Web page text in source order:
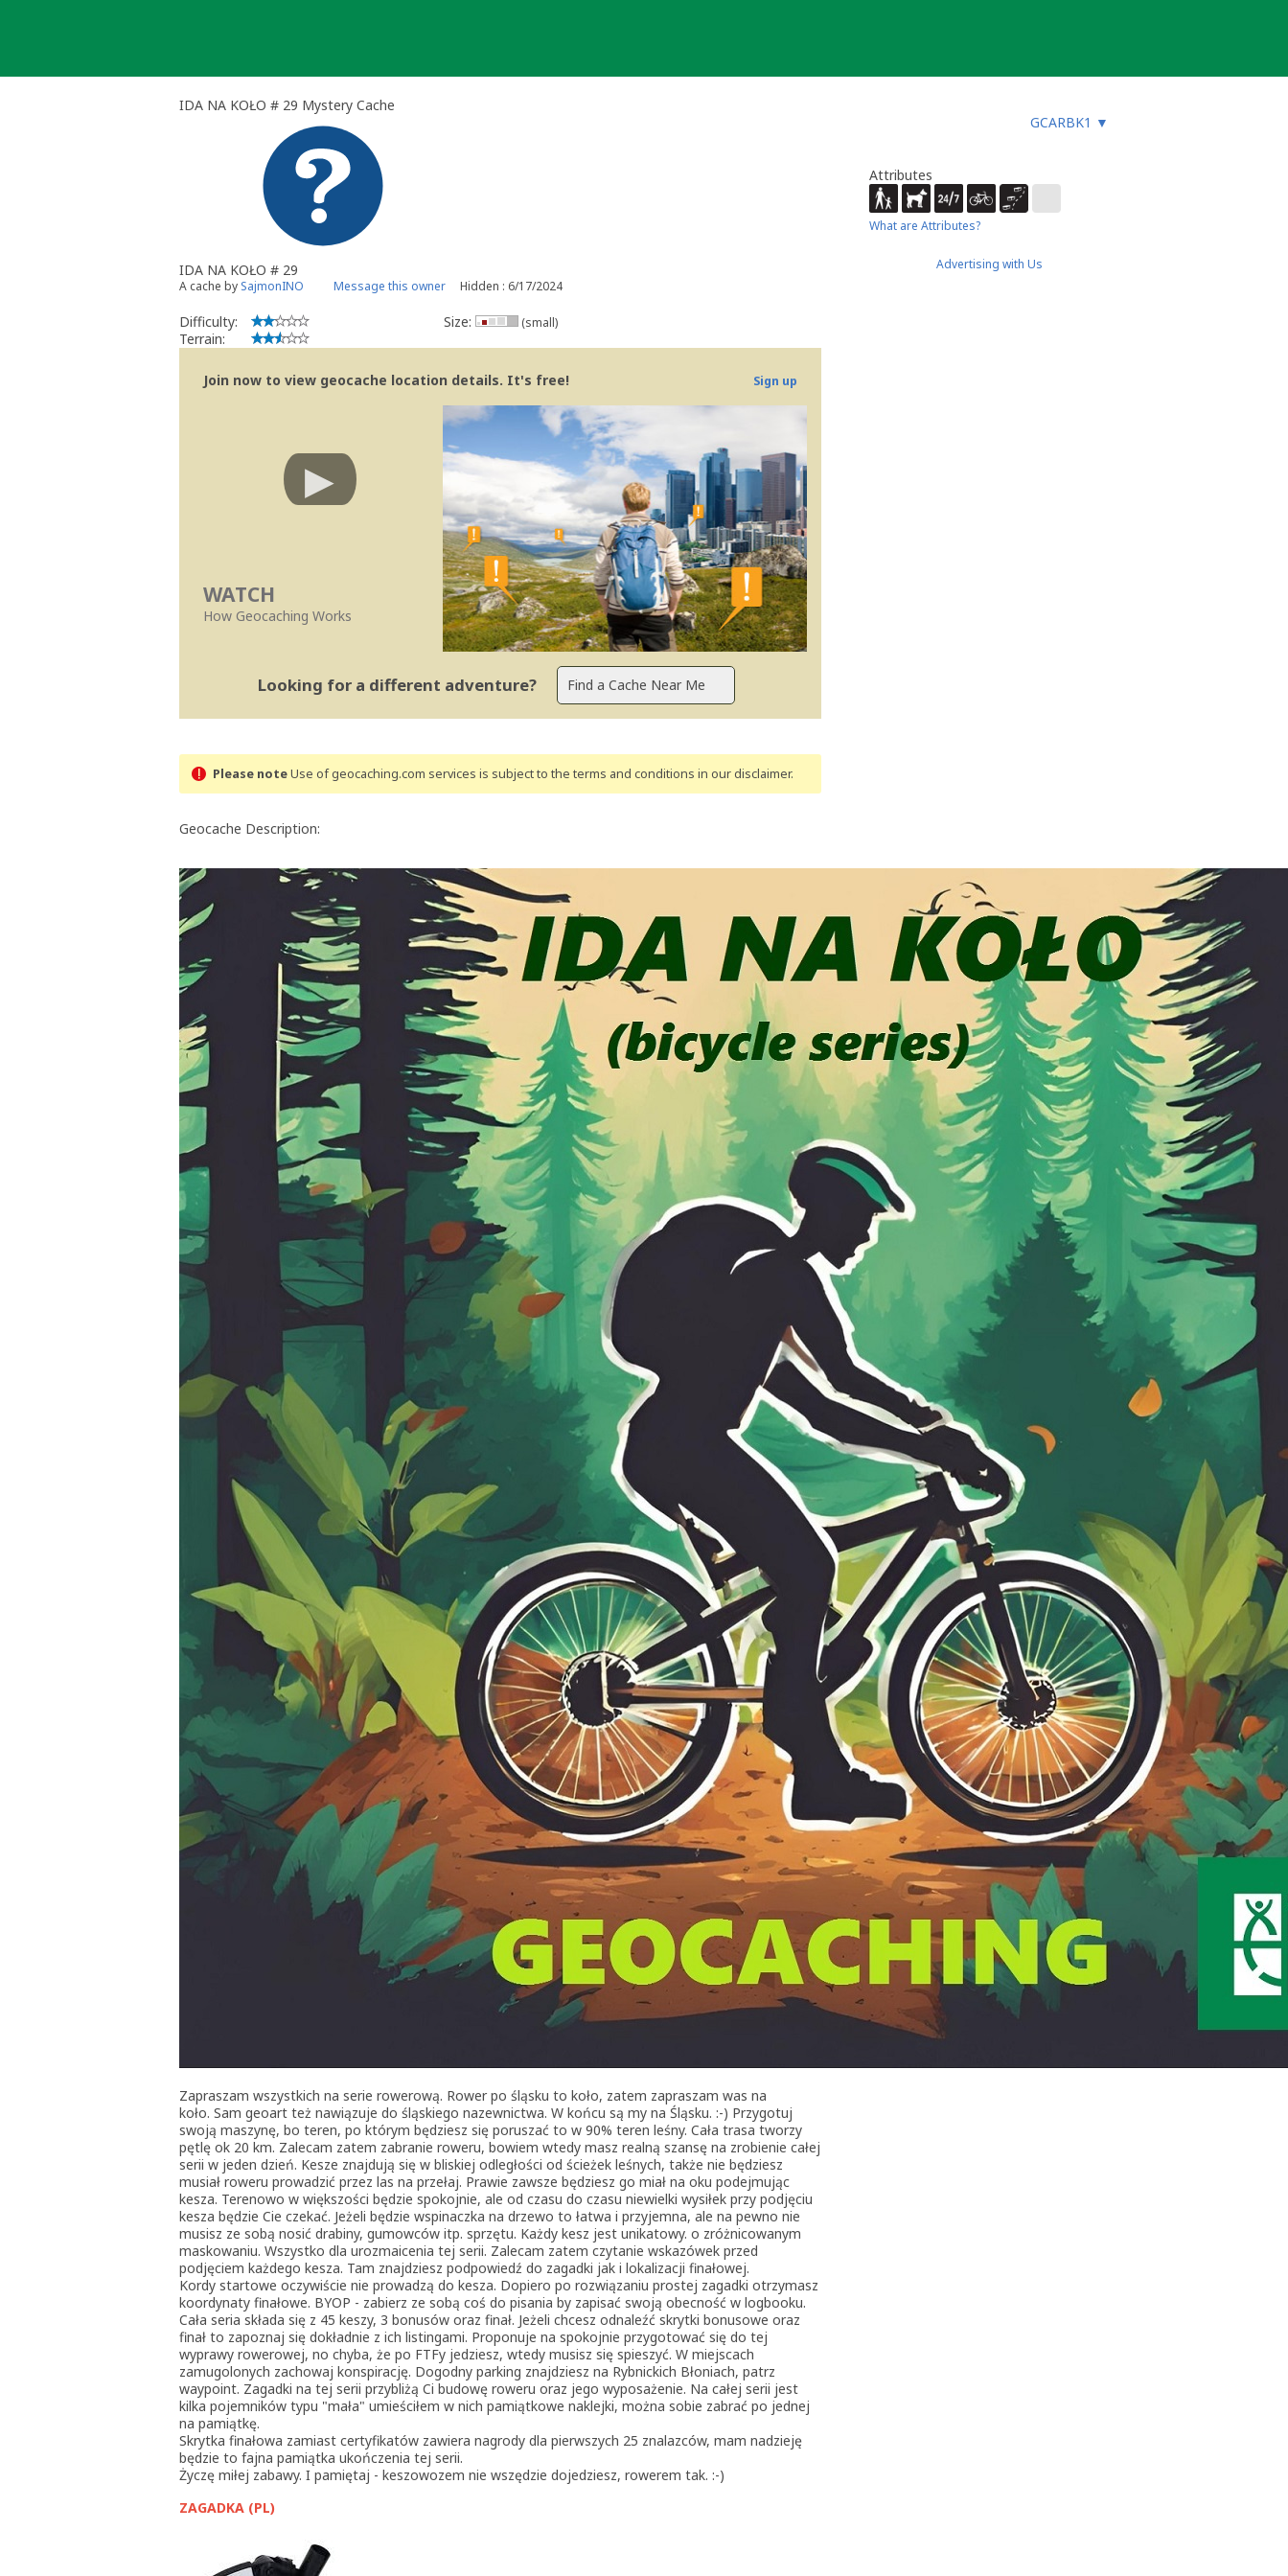
IDA NA KOŁO # 29 Mystery Cache
GCARBK1 ▼
IDA NA KOŁO # 29
A cache by SajmonINO Message this owner Hidden : 6/17/2024
Difficulty:
Terrain:
Size: (small)
Join now to view geocache location details. It's free! Sign up
WATCH
How Geocaching Works
Looking for a different adventure?
Please noteUse of geocaching.com services is subject to the terms and conditions in our disclaimer.
Geocache Description:
Zapraszam wszystkich na serie rowerową. Rower po śląsku to koło, zatem zapraszam was na
koło. Sam geoart też nawiązuje do śląskiego nazewnictwa. W końcu są my na Śląsku. :-) Przygotuj
swoją maszynę, bo teren, po którym będziesz się poruszać to w 90% teren leśny. Cała trasa tworzy
pętlę ok 20 km. Zalecam zatem zabranie roweru, bowiem wtedy masz realną szansę na zrobienie całej
serii w jeden dzień. Kesze znajdują się w bliskiej odległości od ścieżek leśnych, także nie będziesz
musiał roweru prowadzić przez las na przełaj. Prawie zawsze będziesz go miał na oku podejmując
kesza. Terenowo w większości będzie spokojnie, ale od czasu do czasu niewielki wysiłek przy podjęciu
kesza będzie Cie czekać. Jeżeli będzie wspinaczka na drzewo to łatwa i przyjemna, ale na pewno nie
musisz ze sobą nosić drabiny, gumowców itp. sprzętu. Każdy kesz jest unikatowy. o zróżnicowanym
maskowaniu. Wszystko dla urozmaicenia tej serii. Zalecam zatem czytanie wskazówek przed
podjęciem każdego kesza. Tam znajdziesz podpowiedź do zagadki jak i lokalizacji finałowej.
Kordy startowe oczywiście nie prowadzą do kesza. Dopiero po rozwiązaniu prostej zagadki otrzymasz
koordynaty finałowe. BYOP - zabierz ze sobą coś do pisania by zapisać swoją obecność w logbooku.
Cała seria składa się z 45 keszy, 3 bonusów oraz finał. Jeżeli chcesz odnaleźć skrytki bonusowe oraz
finał to zapoznaj się dokładnie z ich listingami. Proponuje na spokojnie przygotować się do tej
wyprawy rowerowej, no chyba, że po FTFy jedziesz, wtedy musisz się spieszyć. W miejscach
zamugolonych zachowaj konspirację. Dogodny parking znajdziesz na Rybnickich Błoniach, patrz
waypoint. Zagadki na tej serii przybliżą Ci budowę roweru oraz jego wyposażenie. Na całej serii jest
kilka pojemników typu "mała" umieściłem w nich pamiątkowe naklejki, można sobie zabrać po jednej
na pamiątkę.
Skrytka finałowa zamiast certyfikatów zawiera nagrody dla pierwszych 25 znalazców, mam nadzieję
będzie to fajna pamiątka ukończenia tej serii.
Życzę miłej zabawy. I pamiętaj - keszowozem nie wszędzie dojedziesz, rowerem tak. :-)
ZAGADKA (PL)
Attributes
What are Attributes?
Advertising with Us